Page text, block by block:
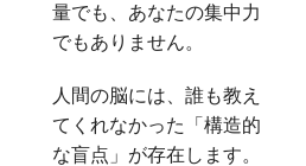
量でも、あなたの集中力
でもありません。
人間の脳には、誰も教え
てくれなかった「構造的
な盲点」が存在します。